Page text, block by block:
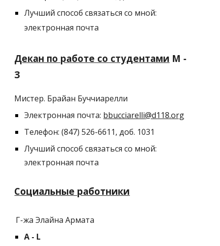
Лучший способ связаться со мной:
электронная почта
Декан по работе со студентами М -
З
Мистер. Брайан Буччиарелли
Электронная почта: bbucciarelli@d118.org
Телефон: (847) 526-6611, доб. 1031
Лучший способ связаться со мной:
электронная почта
Социальные работники
Г-жа Элайна Армата
A - L